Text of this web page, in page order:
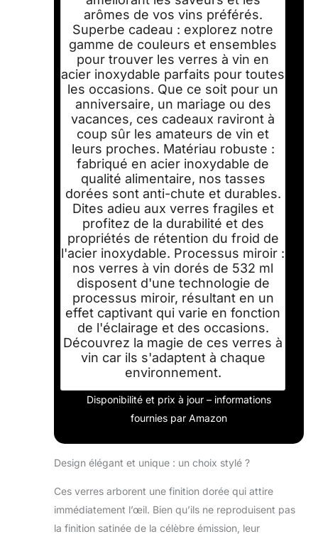
arômes de vos vins préférés.
Superbe cadeau : explorez notre
gamme de couleurs et ensembles
pour trouver les verres à vin en
acier inoxydable parfaits pour toutes
les occasions. Que ce soit pour un
anniversaire, un mariage ou des
vacances, ces cadeaux raviront à
coup sûr les amateurs de vin et
leurs proches. Matériau robuste :
fabriqué en acier inoxydable de
qualité alimentaire, nos tasses
dorées sont anti-chute et durables.
Dites adieu aux verres fragiles et
profitez de la durabilité et des
propriétés de rétention du froid de
l'acier inoxydable. Processus miroir :
nos verres à vin dorés de 532 ml
disposent d'une technologie de
processus miroir, résultant en un
effet captivant qui varie en fonction
de l'éclairage et des occasions.
Découvrez la magie de ces verres à
vin car ils s'adaptent à chaque
environnement.
Disponibilité et prix à jour – informations
fournies par Amazon
Design élégant et unique : un choix stylé ?
Ces verres arborent une finition dorée qui attire
immédiatement l’œil. Bien qu’ils ne reproduisent pas
la finition satinée de la célèbre émission, leur